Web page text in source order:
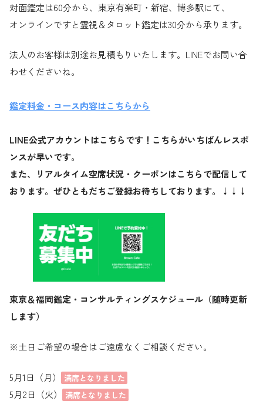
対面鑑定は60分から、東京有楽町・新宿、博多駅にて、
オンラインですと霊視＆タロット鑑定は30分から承ります。
法人のお客様は別途お見積もりいたします。LINEでお問い合
わせくださいね。
鑑定料金・コース内容はこちらから
LINE公式アカウントはこちらです！こちらがいちばんレスポ
ンスが早いです。
また、リアルタイム空席状況・クーポンはこちらで配信して
おります。ぜひともだちご登録お待ちしております。↓↓↓
東京＆福岡鑑定・コンサルティングスケジュール（随時更新
します）
※土日ご希望の場合はご遠慮なくご相談ください。
5月1日（月） 満席となりました
5月2日（火） 満席となりました